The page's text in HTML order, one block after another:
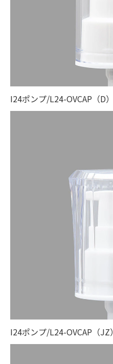
I24ポンプ/L24-OVCAP（D）
I24ポンプ/L24-OVCAP（JZ）